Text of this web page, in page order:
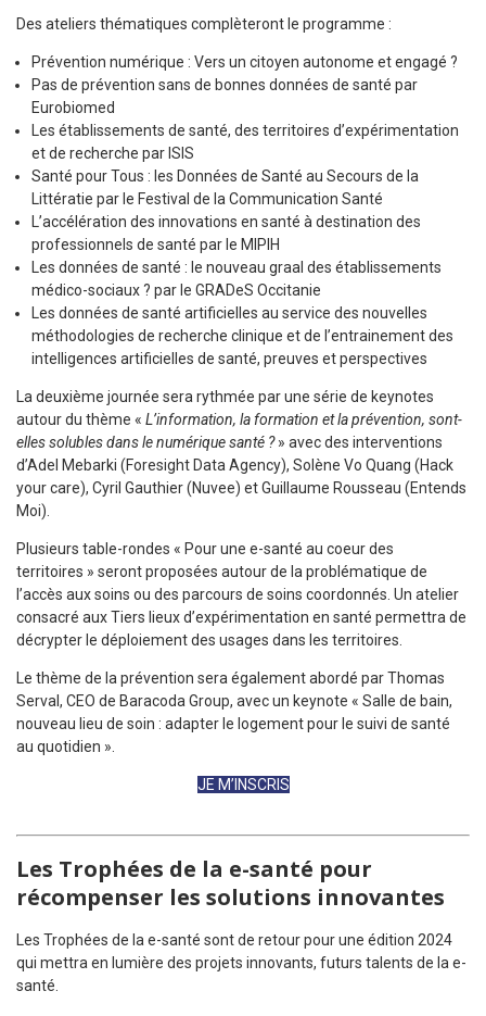
Des ateliers thématiques complèteront le programme :
Prévention numérique : Vers un citoyen autonome et engagé ?
Pas de prévention sans de bonnes données de santé par
Eurobiomed
Les établissements de santé, des territoires d’expérimentation
et de recherche par ISIS
Santé pour Tous : les Données de Santé au Secours de la
Littératie par le Festival de la Communication Santé
L’accélération des innovations en santé à destination des
professionnels de santé par le MIPIH
Les données de santé : le nouveau graal des établissements
médico-sociaux ? par le GRADeS Occitanie
Les données de santé artificielles au service des nouvelles
méthodologies de recherche clinique et de l’entrainement des
intelligences artificielles de santé, preuves et perspectives
La deuxième journée sera rythmée par une série de keynotes
autour du thème « L’information, la formation et la prévention, sont-
elles solubles dans le numérique santé ?» avec des interventions
d’Adel Mebarki (Foresight Data Agency), Solène Vo Quang (Hack
your care), Cyril Gauthier (Nuvee) et Guillaume Rousseau (Entends
Moi).
Plusieurs table-rondes « Pour une e-santé au coeur des
territoires » seront proposées autour de la problématique de
l’accès aux soins ou des parcours de soins coordonnés. Un atelier
consacré aux Tiers lieux d’expérimentation en santé permettra de
décrypter le déploiement des usages dans les territoires.
Le thème de la prévention sera également abordé par Thomas
Serval, CEO de Baracoda Group, avec un keynote « Salle de bain,
nouveau lieu de soin : adapter le logement pour le suivi de santé
au quotidien ».
JE M’INSCRIS
Les Trophées de la e-santé pour
récompenser les solutions innovantes
Les Trophées de la e-santé sont de retour pour une édition 2024
qui mettra en lumière des projets innovants, futurs talents de la e-
santé.